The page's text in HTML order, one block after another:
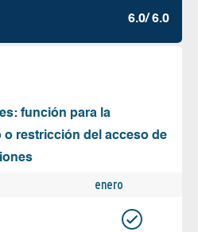
6.0/ 6.0
función para la
restricción del acceso de
enero